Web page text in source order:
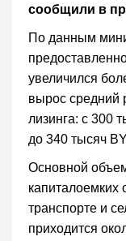
сообщили в
По данным
увеличился
вырос средний
лизинга: с 300
до 340 тысяч
Основной
капиталоемких
транспорте и
приходится